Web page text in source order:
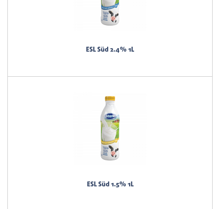
ESL Süd 2.4% 1L
ESL Süd 1.5% 1L